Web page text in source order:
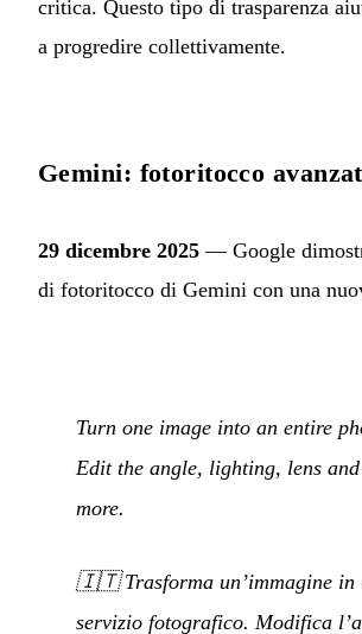
critica. Questo tipo di trasparenza
a progredire collettivamente.
Gemini: fotoritocco
29 dicembre 2025 — Google
di fotoritocco di Gemini con una
Turn one image into an entire
Edit the angle, lighting, lens and
more.
🇮🇹Trasforma un’immagine
servizio fotografico. Modifica